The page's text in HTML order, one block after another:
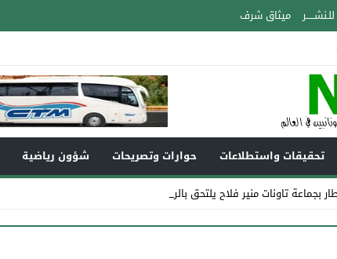
للـنشـــــر ميثاق شرف
تحقيقات واستطلاعات حوارات وتصريحات شؤون رياضية
بجماعة تاونات منير فلاح يلتحق بالرفيق الأعلى